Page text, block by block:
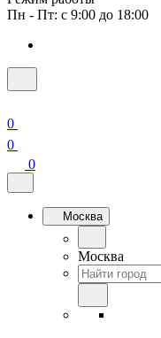
Пн - Пт: с 9:00 до 18:00
0
0
0
Москва
Москва